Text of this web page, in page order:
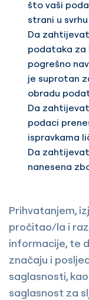
što vaši
strani u
Da
podataka za
pogrešno
je suprotan
obradu
Da
podaci
ispravkama
Da
nanesena
Prihvatanjem,
pročitao/la i
informacije, te
značaju i
saglasnosti,
saglasnost za